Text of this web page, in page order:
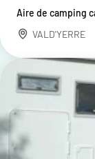
Aire de camping
VALD'YERRE